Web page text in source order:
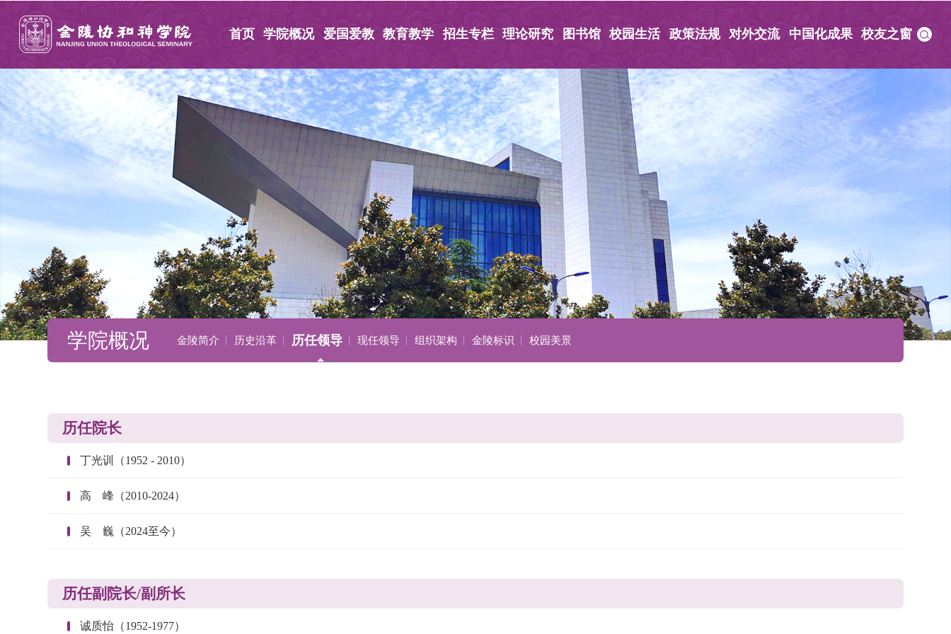
首页 学院概况 爱国爱教 教育教学 招生专栏 理论研究 图书馆 校园生活 政策法规 对外交流 中国化成果 校友之窗
学院概况 金陵简介 历史沿革 历任领导 现任领导 组织架构 金陵标识 校园美景
历任院长
丁光训（1952 - 2010）
高    峰（2010-2024）
吴    巍（2024至今）
历任副院长/副所长
诚质怡（1952-1977）